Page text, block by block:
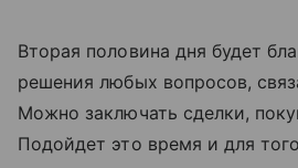
Вторая половина дня будет
решения любых вопросов,
Можно заключать сделки,
Подойдет это время и для